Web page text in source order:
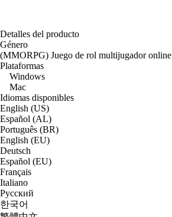
Detalles del producto
Género
(MMORPG) Juego de rol multijugador online
Plataformas
Windows
Mac
Idiomas disponibles
English (US)
Español (AL)
Português (BR)
English (EU)
Deutsch
Español (EU)
Français
Italiano
Русский
한국어